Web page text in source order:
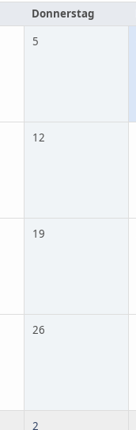
Donnerstag
5
12
19
26
2